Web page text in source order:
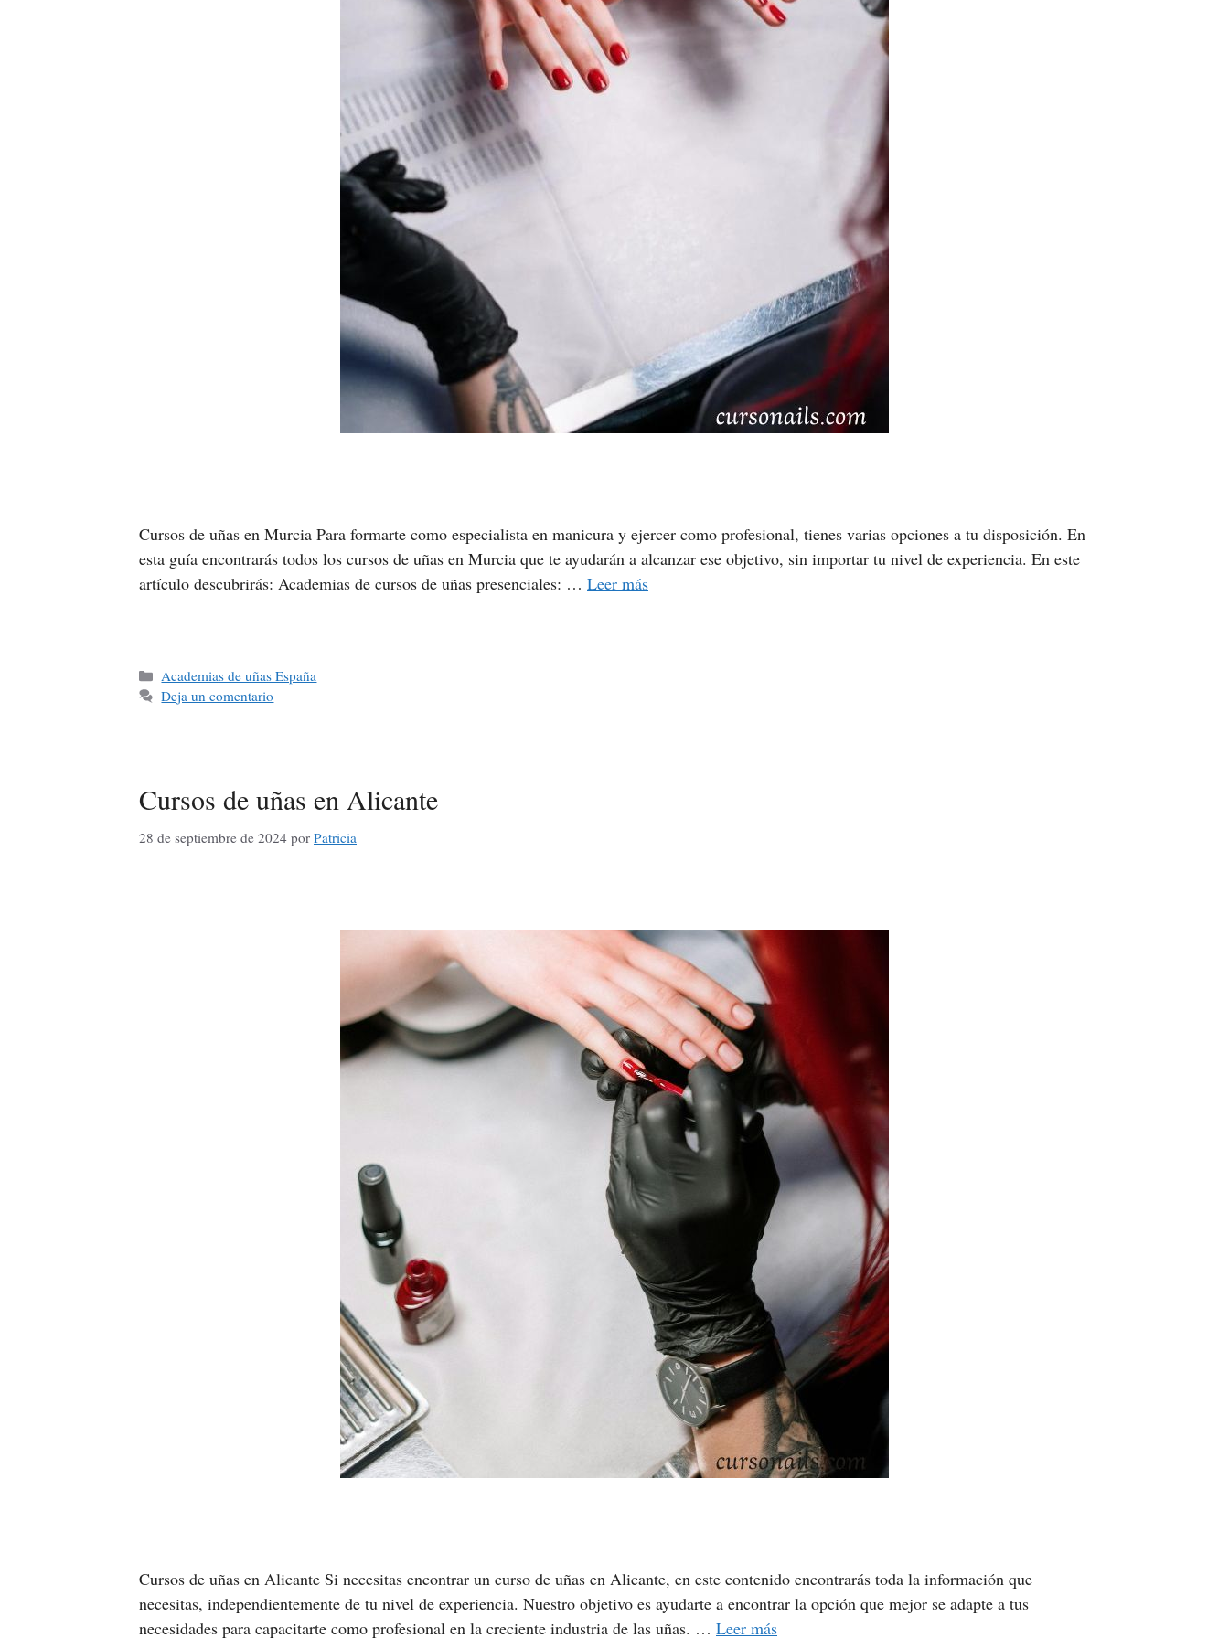
Cursos de uñas en Murcia Para formarte como especialista en manicura y ejercer como profesional, tienes varias opciones a tu disposición. En
esta guía encontrarás todos los cursos de uñas en Murcia que te ayudarán a alcanzar ese objetivo, sin importar tu nivel de experiencia. En este
artículo descubrirás: Academias de cursos de uñas presenciales: … Leer más
Academias de uñas España
Deja un comentario
Cursos de uñas en Alicante
28 de septiembre de 2024 por Patricia
Cursos de uñas en Alicante Si necesitas encontrar un curso de uñas en Alicante, en este contenido encontrarás toda la información que
necesitas, independientemente de tu nivel de experiencia. Nuestro objetivo es ayudarte a encontrar la opción que mejor se adapte a tus
necesidades para capacitarte como profesional en la creciente industria de las uñas. … Leer más